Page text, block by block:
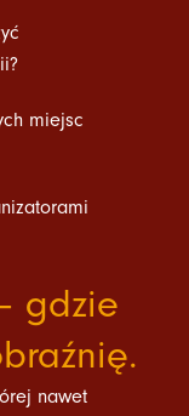
miejsc
gdzie
nawet